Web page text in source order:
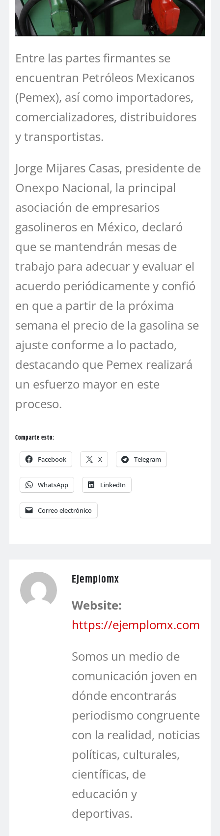
Entre las partes firmantes se
encuentran Petróleos Mexicanos
(Pemex), así como importadores,
comercializadores, distribuidores
y transportistas.
Jorge Mijares Casas, presidente de
Onexpo Nacional, la principal
asociación de empresarios
gasolineros en México, declaró
que se mantendrán mesas de
trabajo para adecuar y evaluar el
acuerdo periódicamente y confió
en que a partir de la próxima
semana el precio de la gasolina se
ajuste conforme a lo pactado,
destacando que Pemex realizará
un esfuerzo mayor en este
proceso.
Comparte esto:
Facebook X Telegram
WhatsApp LinkedIn
Correo electrónico
Ejemplomx
Website:
https://ejemplomx.com
Somos un medio de
comunicación joven en
dónde encontrarás
periodismo congruente
con la realidad, noticias
políticas, culturales,
científicas, de
educación y
deportivas.